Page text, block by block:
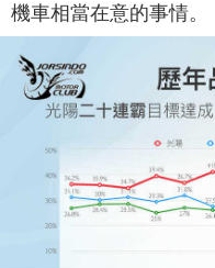
機車相當在意的事情。